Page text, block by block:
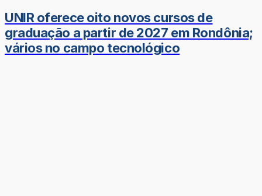
UNIR oferece oito novos cursos de
graduação a partir de 2027 em Rondônia;
vários no campo tecnológico